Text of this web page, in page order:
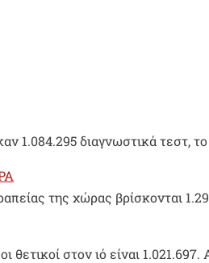
1.084.295 διαγνωστικά τεστ,
της χώρας βρίσκονται
θετικοί στον ιό είναι